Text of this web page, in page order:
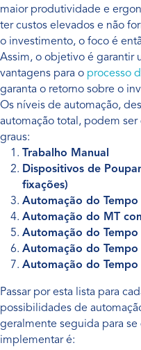
maior produtividade e
ter custos elevados e não
o investimento, o foco é
Assim, o objetivo é garantir
vantagens para o processo
garanta o retorno sobre o
Os níveis de automação,
automação total, podem
graus:
Trabalho Manual
Dispositivos de
fixações)
Automação do
Automação do MT
Automação do Tempo
Automação do Tempo
Automação do Tempo
Passar por esta lista para
possibilidades de
geralmente seguida para se
implementar é: